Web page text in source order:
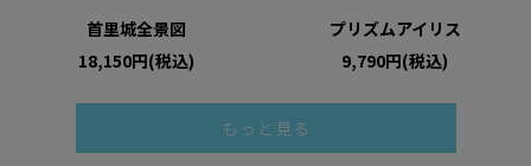
首里城全景図
18,150円(税込)
プリズムアイリス
9,790円(税込)
もっと見る